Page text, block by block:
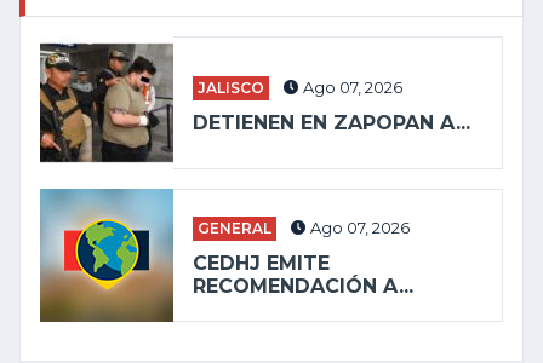
JALISCO Ago 07, 2026
DETIENEN EN ZAPOPAN A...
GENERAL Ago 07, 2026
CEDHJ EMITE
RECOMENDACIÓN A...